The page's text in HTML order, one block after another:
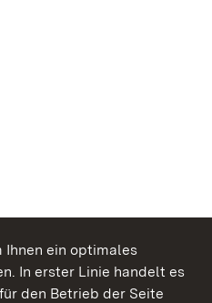
Ihnen ein optimales
In erster Linie handelt es
den Betrieb der Seite